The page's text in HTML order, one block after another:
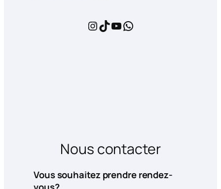
InstagramTikTok YouTube WhatsApp
Nous contacter
Vous souhaitez prendre rendez-